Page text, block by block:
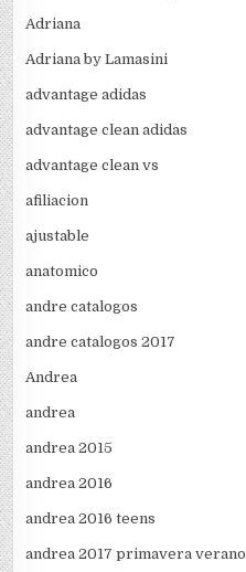
Adriana
Adriana by Lamasini
advantage adidas
advantage clean adidas
advantage clean vs
afiliacion
ajustable
anatomico
andre catalogos
andre catalogos 2017
Andrea
andrea
andrea 2015
andrea 2016
andrea 2016 teens
andrea 2017 primavera verano